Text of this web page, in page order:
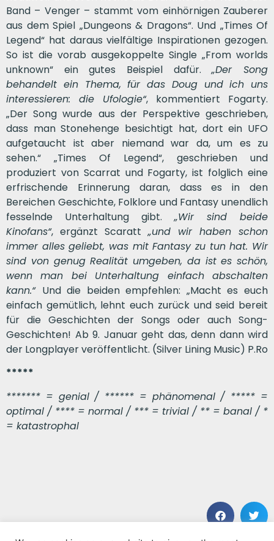
Band – Venger – stammt vom einhörnigen Zauberer
aus dem Spiel „Dungeons & Dragons“. Und „Times Of
Legend“ hat daraus vielfältige Inspirationen gezogen.
So ist die vorab ausgekoppelte Single „From worlds
unknown“ ein gutes Beispiel dafür.„Der Song
behandelt ein Thema, für das Doug und ich uns
interessieren: die Ufologie“, kommentiert Fogarty.
„Der Song wurde aus der Perspektive geschrieben,
dass man Stonehenge besichtigt hat, dort ein UFO
aufgetaucht ist aber niemand war da, um es zu
sehen.“ „Times Of Legend“, geschrieben und
produziert von Scarrat und Fogarty, ist folglich eine
erfrischende Erinnerung daran, dass es in den
Bereichen Geschichte, Folklore und Fantasy unendlich
fesselnde Unterhaltung gibt.„Wir sind beide
Kinofans“, ergänzt Scaratt„und wir haben schon
immer alles geliebt, was mit Fantasy zu tun hat. Wir
sind von genug Realität umgeben, da ist es schön,
wenn man bei Unterhaltung einfach abschalten
kann.“ Und die beiden empfehlen: „Macht es euch
einfach gemütlich, lehnt euch zurück und seid bereit
für die Geschichten der Songs oder auch Song-
Geschichten! Ab 9. Januar geht das, denn dann wird
der Longplayer veröffentlicht. (Silver Lining Music) P.Ro
*****
******* = genial / ****** = phänomenal / ***** =
optimal / **** = normal / *** = trivial / ** = banal / *
= katastrophal